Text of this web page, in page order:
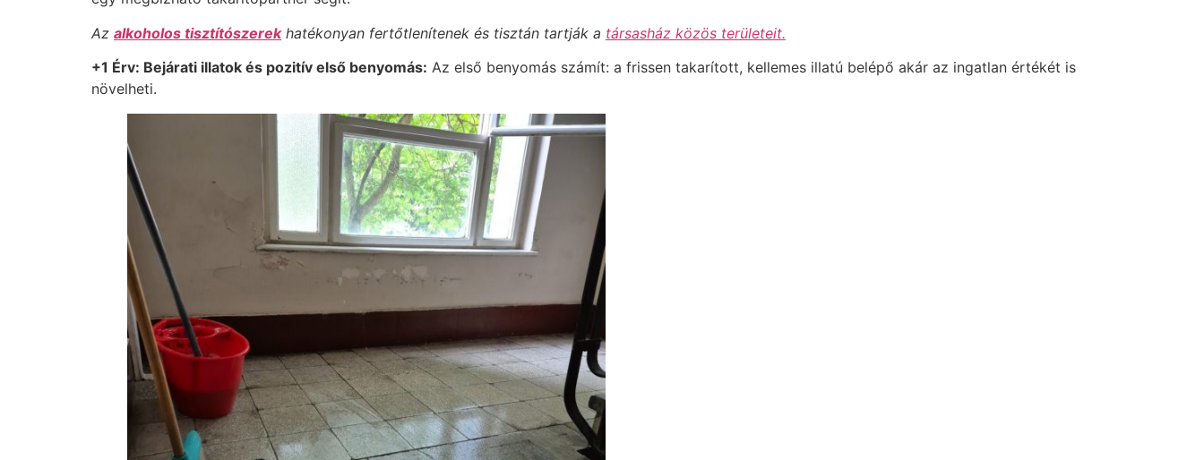
Az alkoholos tisztítószerekhatékonyan fertőtlenítenek és tisztán tartják a társasház közös területeit.
+1 Érv: Bejárati illatok és pozitív első benyomás: Az első benyomás számít: a frissen takarított, kellemes illatú belépő akár az ingatlan értékét is
növelheti.